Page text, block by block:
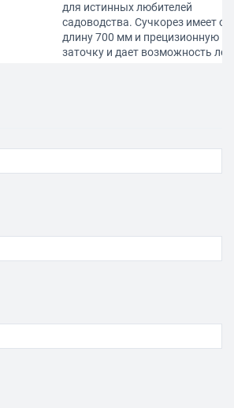
для истинных любителей
садоводства. Сучкорез имеет
длину 700 мм и прецизионную
заточку и дает возможность